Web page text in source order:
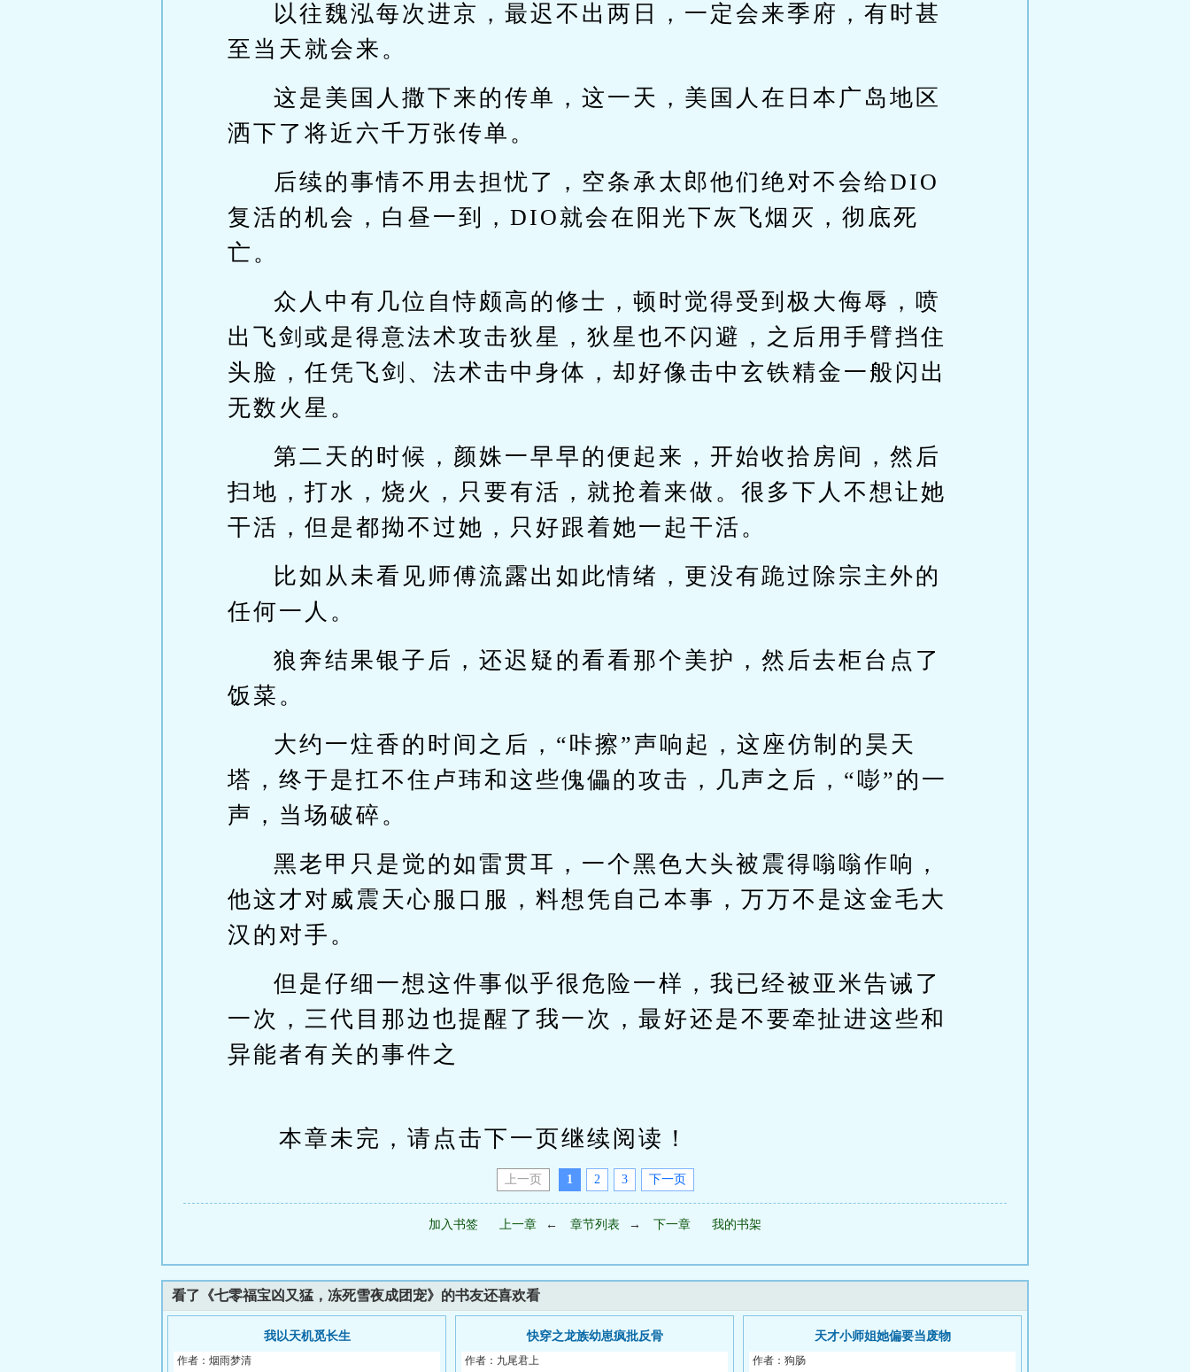
以往魏泓每次进京，最迟不出两日，一定会来季府，有时甚
至当天就会来。
这是美国人撒下来的传单，这一天，美国人在日本广岛地区
洒下了将近六千万张传单。
后续的事情不用去担忧了，空条承太郎他们绝对不会给DIO
复活的机会，白昼一到，DIO就会在阳光下灰飞烟灭，彻底死
亡。
众人中有几位自恃颇高的修士，顿时觉得受到极大侮辱，喷
出飞剑或是得意法术攻击狄星，狄星也不闪避，之后用手臂挡住
头脸，任凭飞剑、法术击中身体，却好像击中玄铁精金一般闪出
无数火星。
第二天的时候，颜姝一早早的便起来，开始收拾房间，然后
扫地，打水，烧火，只要有活，就抢着来做。很多下人不想让她
干活，但是都拗不过她，只好跟着她一起干活。
比如从未看见师傅流露出如此情绪，更没有跪过除宗主外的
任何一人。
狼奔结果银子后，还迟疑的看看那个美护，然后去柜台点了
饭菜。
大约一炷香的时间之后，“咔擦”声响起，这座仿制的昊天
塔，终于是扛不住卢玮和这些傀儡的攻击，几声之后，“嘭”的一
声，当场破碎。
黑老甲只是觉的如雷贯耳，一个黑色大头被震得嗡嗡作响，
他这才对威震天心服口服，料想凭自己本事，万万不是这金毛大
汉的对手。
但是仔细一想这件事似乎很危险一样，我已经被亚米告诫了
一次，三代目那边也提醒了我一次，最好还是不要牵扯进这些和
异能者有关的事件之
本章未完，请点击下一页继续阅读！
上一页 1 2 3 下一页
加入书签 上一章 ← 章节列表 → 下一章 我的书架
看了《七零福宝凶又猛，冻死雪夜成团宠》的书友还喜欢看
我以天机觅长生
作者：烟雨梦清
快穿之龙族幼崽疯批反骨
作者：九尾君上
天才小师姐她偏要当废物
作者：狗肠